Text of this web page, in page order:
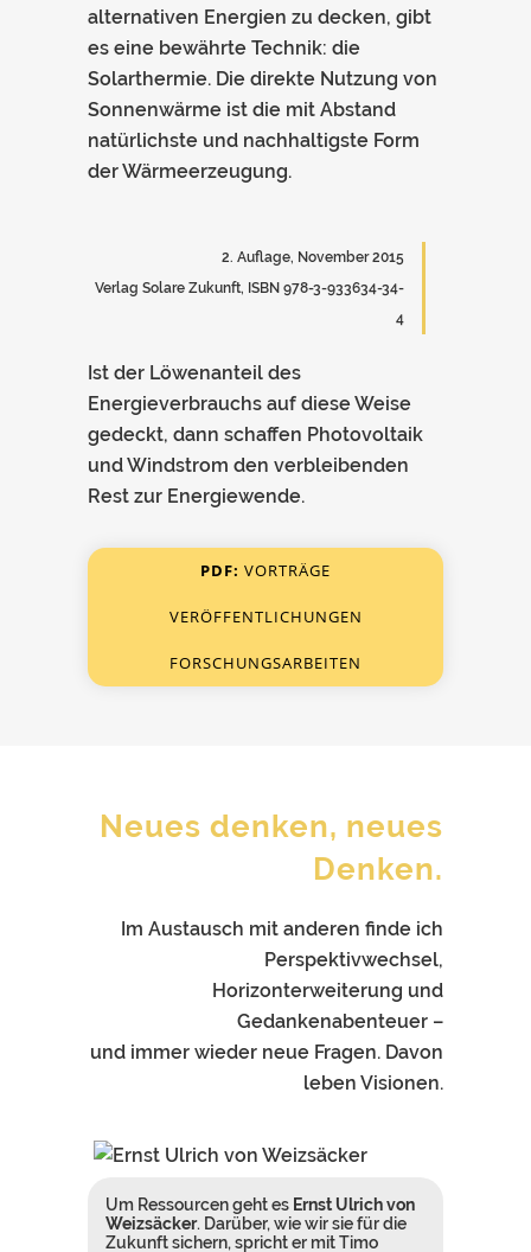
alternativen Energien zu decken, gibt
es eine bewährte Technik: die
Solarthermie. Die direkte Nutzung von
Sonnenwärme ist die mit Abstand
natürlichste und nachhaltigste Form
der Wärmeerzeugung.
2. Auflage, November 2015
Verlag Solare Zukunft, ISBN 978-3-933634-34-
4
Ist der Löwenanteil des
Energieverbrauchs auf diese Weise
gedeckt, dann schaffen Photovoltaik
und Windstrom den verbleibenden
Rest zur Energiewende.
PDF: VORTRÄGE
VERÖFFENTLICHUNGEN
FORSCHUNGSARBEITEN
Neues denken, neues
Denken.
Im Austausch mit anderen finde ich
Perspektivwechsel,
Horizonterweiterung und
Gedankenabenteuer –
und immer wieder neue Fragen. Davon
leben Visionen.
Um Ressourcen geht es Ernst Ulrich von
Weizsäcker. Darüber, wie wir sie für die
Zukunft sichern, spricht er mit Timo